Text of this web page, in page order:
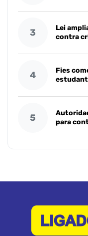
3
Lei
contra
4
Fies
5
para